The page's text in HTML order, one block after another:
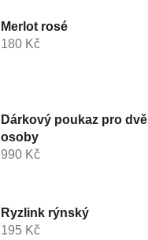
Merlot rosé
180 Kč
Dárkový poukaz pro dvě
osoby
990 Kč
Ryzlink rýnský
195 Kč